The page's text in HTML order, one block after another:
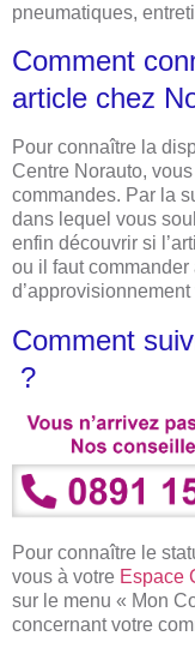
pneumatiques,
Comment
article chez
Pour connaître la
Centre Norauto,
commandes. Par la
dans lequel vous
enfin découvrir si
ou il faut commander
Comment
?
Pour connaître le
vous à votre Espace
sur le menu « Mon
concernant votre